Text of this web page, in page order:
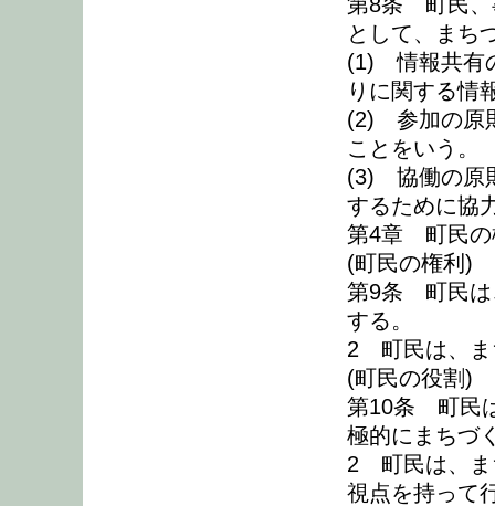
として、まち
(1) 情報共有
りに関する情
(2) 参加の原
ことをいう。
(3) 協働の原
するために協
第4章 町民の
(町民の権利)
第9条 町民は
する。
2 町民は、ま
(町民の役割)
第10条 町民
極的にまちづ
2 町民は、ま
視点を持って